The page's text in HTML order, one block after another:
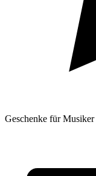
Geschenke für Musiker